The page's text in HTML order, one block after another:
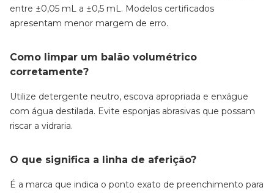
entre ±0,05 mL a ±0,5 mL. Modelos certificados
apresentam menor margem de erro.
Como limpar um balão volumétrico
corretamente?
Utilize detergente neutro, escova apropriada e enxágue
com água destilada. Evite esponjas abrasivas que possam
riscar a vidraria.
O que significa a linha de aferição?
É a marca que indica o ponto exato de preenchimento para